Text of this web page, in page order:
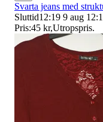
Svarta jeans med
Sluttid12:19 9 aug
Pris:45 kr,Utropspris.